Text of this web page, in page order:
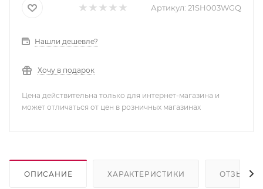
Артикул: 21SH003WGQ
Нашли дешевле?
Хочу в подарок
Цена действительна только для интернет-магазина и
может отличаться от цен в розничных магазинах
ОПИСАНИЕ ХАРАКТЕРИСТИКИ ОТЗЫВЫ